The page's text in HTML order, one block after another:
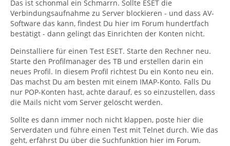
Das ist schonmal ein Schmarrn. Sollte ESET die
Verbindungsaufnahme zu Server blockieren - und dass AV-
Software das kann, findest Du hier im Forum hundertfach
bestätigt - dann gelingt das Einrichten der Konten nicht.
Deinstalliere für einen Test ESET. Starte den Rechner neu.
Starte den Profilmanager des TB und erstellen darin ein
neues Profil. In diesem Profil richtest Du ein Konto neu ein.
Das machst Du am besten mit einem IMAP-Konto. Falls Du
nur POP-Konten hast, achte darauf, es so einzustellen, dass
die Mails nicht vom Server gelöscht werden.
Sollte es dann immer noch nicht klappen, poste hier die
Serverdaten und führe einen Test mit Telnet durch. Wie das
geht, erfährst Du über die Suchfunktion hier im Forum.